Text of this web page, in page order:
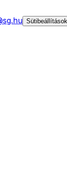
Sütibeállítások